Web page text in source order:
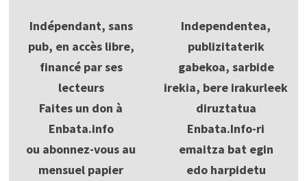
Indépendant, sans
pub, en accès libre,
financé par ses
lecteurs
Faites un don à
Enbata.info
ou abonnez-vous au
mensuel papier
Independentea,
publizitaterik
gabekoa, sarbide
irekia, bere irakurleek
diruztatua
Enbata.Info-ri
emaitza bat egin
edo harpidetu